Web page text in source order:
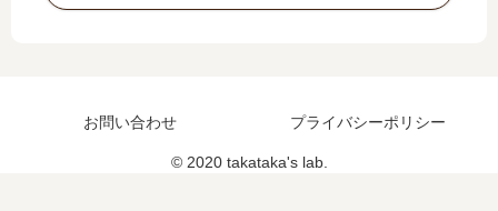
お問い合わせ プライバシーポリシー
© 2020 takataka's lab.